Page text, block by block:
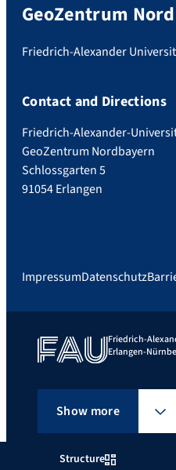
Structure
GeoZentrum
Friedrich-Alexander
Contact and Directions
Friedrich-Alexander-
GeoZentrum Nordbayern
Schlossgarten 5
91054 Erlangen
ImpressumDatenschutz
Friedrich-
Erlangen-
Show more